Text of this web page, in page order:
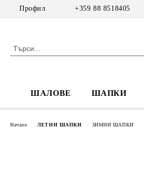
Профил +359 88 8518405
ШАЛОВЕ ШАПКИ
Начало ЛЕТНИ ШАПКИ ЗИМНИ ШАПКИ